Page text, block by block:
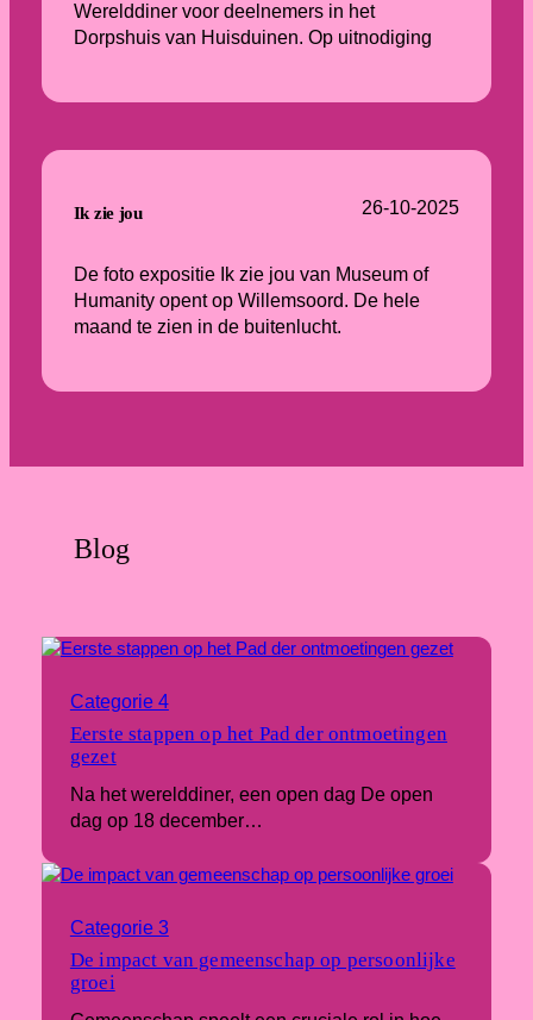
Werelddiner voor deelnemers in het
Dorpshuis van Huisduinen. Op uitnodiging
Ik zie jou 26-10-2025
De foto expositie Ik zie jou van Museum of
Humanity opent op Willemsoord. De hele
maand te zien in de buitenlucht.
Blog
Categorie 4
Eerste stappen op het Pad der ontmoetingen
gezet
Na het werelddiner, een open dag De open
dag op 18 december…
Categorie 3
De impact van gemeenschap op persoonlijke
groei